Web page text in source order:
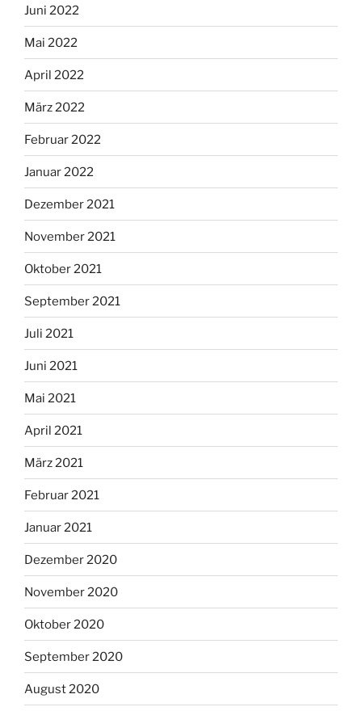
Juni 2022
Mai 2022
April 2022
März 2022
Februar 2022
Januar 2022
Dezember 2021
November 2021
Oktober 2021
September 2021
Juli 2021
Juni 2021
Mai 2021
April 2021
März 2021
Februar 2021
Januar 2021
Dezember 2020
November 2020
Oktober 2020
September 2020
August 2020